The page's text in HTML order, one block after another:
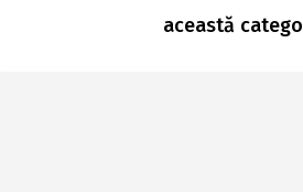
această